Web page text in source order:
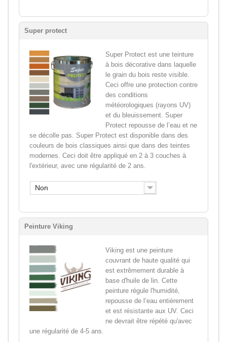
Super protect
Super Protect est une teinture
à bois décorative dans laquelle
le grain du bois reste visible.
Ceci offre une protection contre
des conditions
météorologiques (rayons UV)
et du bleuissement. Super
Protect repousse de l’eau et ne
se décolle pas. Super Protect est disponible dans des
couleurs de bois classiques ainsi que dans des teintes
modernes. Ceci doit être appliqué en 2 à 3 couches à
l'extérieur, avec une régularité de 2 ans.
Non
Peinture Viking
Viking est une peinture
couvrant de haute qualité qui
est extrêmement durable à
base d'huile de lin. Cette
peinture régule l'humidité,
repousse de l’eau entièrement
et est résistante aux UV. Ceci
ne devrait être répété qu'avec
une régularité de 4-5 ans.